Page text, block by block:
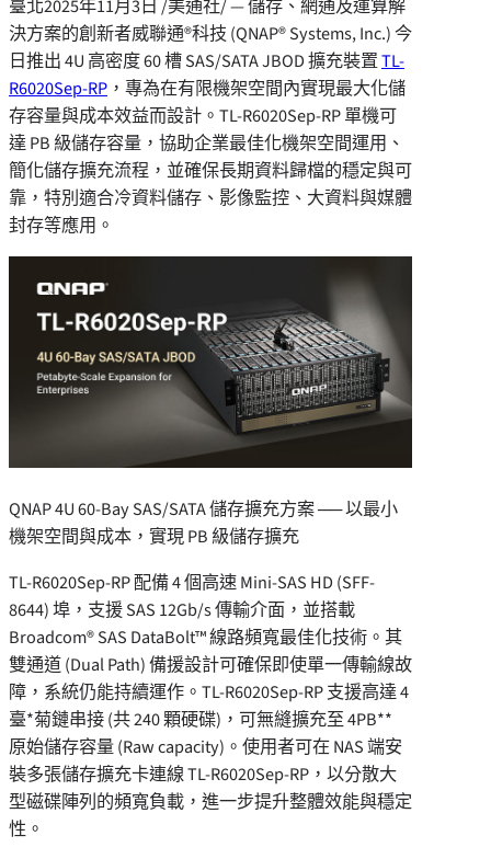
臺北2025年11月3日 /美通社/ — 儲存、網通及運算解
決方案的創新者威聯通®科技 (QNAP® Systems, Inc.) 今
日推出 4U 高密度 60 槽 SAS/SATA JBOD 擴充裝置TL-
R6020Sep-RP ，專為在有限機架空間內實現最大化儲
存容量與成本效益而設計。TL-R6020Sep-RP 單機可
達 PB 級儲存容量，協助企業最佳化機架空間運用、
簡化儲存擴充流程，並確保長期資料歸檔的穩定與可
靠，特別適合冷資料儲存、影像監控、大資料與媒體
封存等應用。
QNAP 4U 60-Bay SAS/SATA 儲存擴充方案 ── 以最小
機架空間與成本，實現 PB 級儲存擴充
TL-R6020Sep-RP 配備 4 個高速 Mini-SAS HD (SFF-
8644) 埠，支援 SAS 12Gb/s 傳輸介面，並搭載
Broadcom® SAS DataBolt™ 線路頻寬最佳化技術。其
雙通道 (Dual Path) 備援設計可確保即使單一傳輸線故
障，系統仍能持續運作。TL-R6020Sep-RP 支援高達 4
臺*菊鏈串接 (共 240 顆硬碟)，可無縫擴充至 4PB**
原始儲存容量 (Raw capacity)。使用者可在 NAS 端安
裝多張儲存擴充卡連線 TL-R6020Sep-RP，以分散大
型磁碟陣列的頻寬負載，進一步提升整體效能與穩定
性。